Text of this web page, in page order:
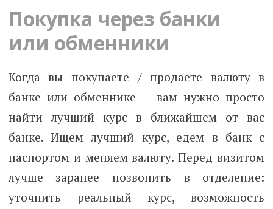
Покупка через банки
или обменники
Когда вы покупаете / продаете валюту в
банке или обменнике — вам нужно просто
найти лучший курс в ближайшем от вас
банке. Ищем лучший курс, едем в банк с
паспортом и меняем валюту. Перед визитом
лучше заранее позвонить в отделение:
уточнить реальный курс, возможность